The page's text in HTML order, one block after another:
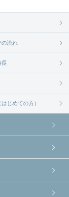
の流れ
長
じめての方）